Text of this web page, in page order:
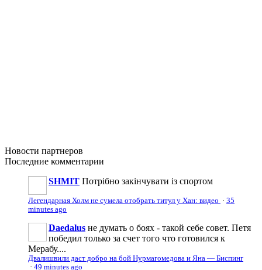
Новости партнеров
Последние комментарии
SHMIT Потрібно закінчувати із спортом
Легендарная Холм не сумела отобрать титул у Хан: видео · 35
minutes ago
Daedalus не думать о боях - такой себе совет. Петя
победил только за счет того что готовился к
Мерабу....
Двалишвили даст добро на бой Нурмагомедова и Яна — Биспинг
· 49 minutes ago